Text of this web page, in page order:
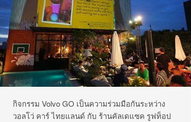
กิจกรรม Volvo GO เป็นความร่วมมือกันระหว่าง
วอลโว่ คาร์ ไทยแลนด์ กับ ร้านคัลเดแซค รูฟท็อป